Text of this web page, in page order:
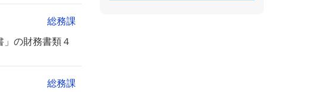
総務課
の財務書類４
総務課